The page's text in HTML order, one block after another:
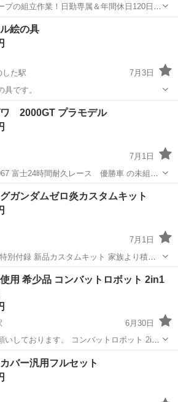
プの組立作業！日勤専属＆年間休日120日
！送迎あり！マイカー通勤OK◎無料駐車
備で快適作業！《福島県会津若松市》 人
...
会津若松駅
絵の具
した駅
7月3日
です。
きのした駅 模型、プラモデル
ハセガワ 2000GT プラモデル
7月1日
黄ばみありますので画像を載せましたのでご確認お願いします。 詳...
、プラモデル
ガンダムゼロ炎カスタムキット
7月1日
別付録 新品カスタムキット 家族より積み
く泣くお譲りしたく思います。 同時購入で
す。 よろしくお願いいたします。
プラモデル カスタム
用 希少品 コンバットロボット 2in1
6月30日
いしております。 コンバットロボット 2in1
そらく海外製で10数年保管しておりまし
れておりませんでしたので、あまり出回っ
駅 模型、プラモデル
バー汎用フルセット